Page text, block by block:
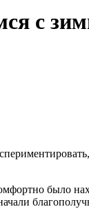
с
было